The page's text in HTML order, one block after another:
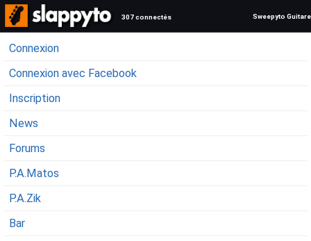
307 connectés Sweepyto Guitare
Connexion
Connexion avec Facebook
Inscription
News
Forums
P.A.Matos
P.A.Zik
Bar